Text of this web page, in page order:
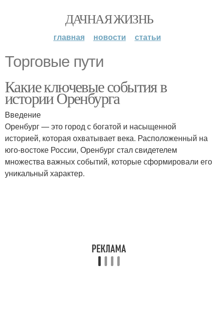
ДАЧНАЯ ЖИЗНЬ
главная новости статьи
Торговые пути
Какие ключевые события в
истории Оренбурга
Введение
Оренбург — это город с богатой и насыщенной
историей, которая охватывает века. Расположенный на
юго-востоке России, Оренбург стал свидетелем
множества важных событий, которые сформировали его
уникальный характер.